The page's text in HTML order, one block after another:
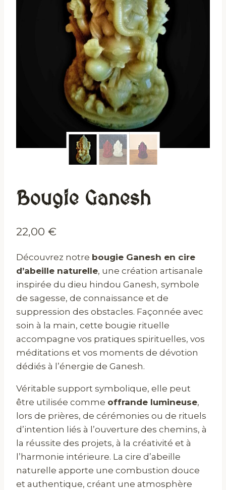
Bougie Ganesh
22,00 €
Découvrez notre bougie Ganesh en cire
d’abeille naturelle, une création artisanale
inspirée du dieu hindou Ganesh, symbole
de sagesse, de connaissance et de
suppression des obstacles. Façonnée avec
soin à la main, cette bougie rituelle
accompagne vos pratiques spirituelles, vos
méditations et vos moments de dévotion
dédiés à l’énergie de Ganesh.
Véritable support symbolique, elle peut
être utilisée comme offrande lumineuse,
lors de prières, de cérémonies ou de rituels
d’intention liés à l’ouverture des chemins, à
la réussite des projets, à la créativité et à
l’harmonie intérieure. La cire d’abeille
naturelle apporte une combustion douce
et authentique, créant une atmosphère